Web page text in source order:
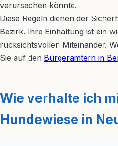
verursachen könnte.
Diese Regeln dienen der
Bezirk. Ihre Einhaltung ist ein
rücksichtsvollen Miteinander.
Sie auf den Bürgerämtern in
Wie verhalte ich
Hundewiese in